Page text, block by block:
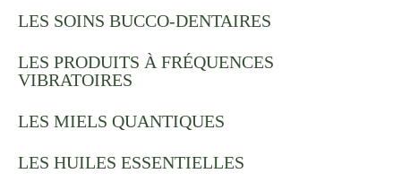
o
r
m
LES SOINS BUCCO-DENTAIRES
LES PRODUITS À FRÉQUENCES
VIBRATOIRES
LES MIELS QUANTIQUES
LES HUILES ESSENTIELLES